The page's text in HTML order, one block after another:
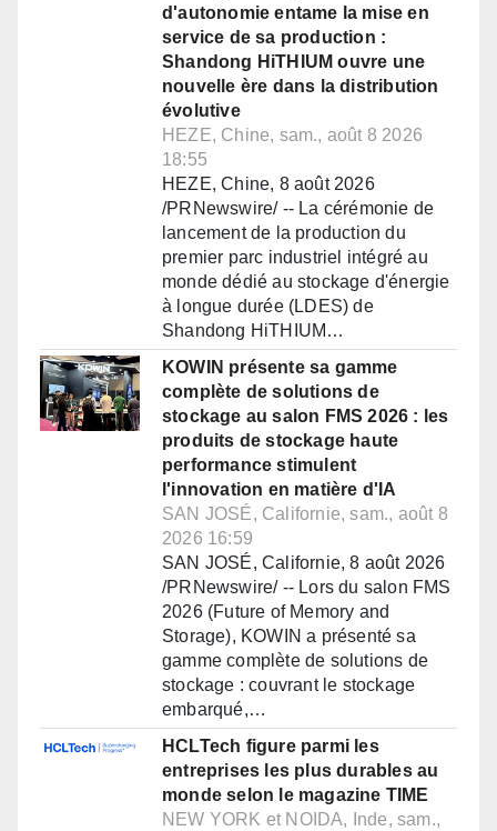
d'autonomie entame la mise en
service de sa production :
Shandong HiTHIUM ouvre une
nouvelle ère dans la distribution
évolutive
HEZE, Chine, sam., août 8 2026
18:55
HEZE, Chine, 8 août 2026
/PRNewswire/ -- La cérémonie de
lancement de la production du
premier parc industriel intégré au
monde dédié au stockage d'énergie
à longue durée (LDES) de
Shandong HiTHIUM…
KOWIN présente sa gamme
complète de solutions de
stockage au salon FMS 2026 : les
produits de stockage haute
performance stimulent
l'innovation en matière d'IA
SAN JOSÉ, Californie, sam., août 8
2026 16:59
SAN JOSÉ, Californie, 8 août 2026
/PRNewswire/ -- Lors du salon FMS
2026 (Future of Memory and
Storage), KOWIN a présenté sa
gamme complète de solutions de
stockage : couvrant le stockage
embarqué,…
HCLTech figure parmi les
entreprises les plus durables au
monde selon le magazine TIME
NEW YORK et NOIDA, Inde, sam.,